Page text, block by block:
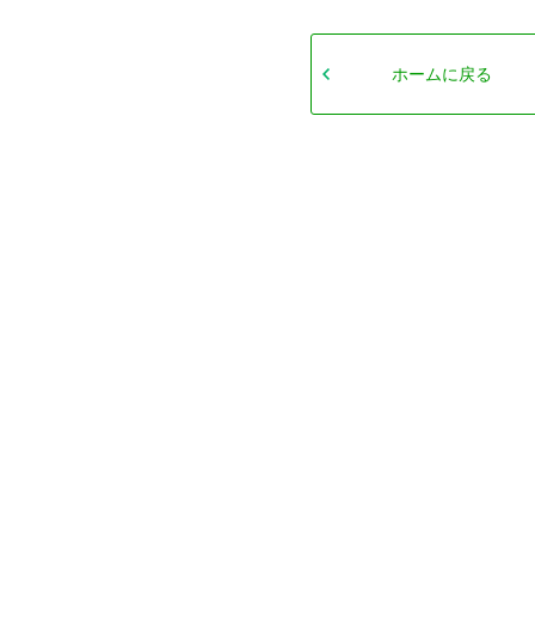
ホームに戻る